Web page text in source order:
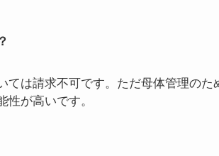
と医師が判断し、治療のため入院期間